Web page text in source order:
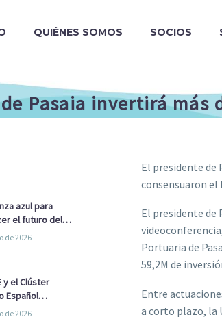
QUIÉNES SOMOS SOCIOS
Pasaia invertirá más
azul para
el futuro del
de 2026
y el Clúster
Español
su alianza para
de 2026
El presidente de
consensuaron el
El presidente de
Portuaria de
59,2M de
Entre
a corto plazo, la